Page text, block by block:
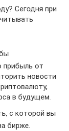
Сегодня при
прибыль от
новости
в будущем.
с которой вы
бирже.